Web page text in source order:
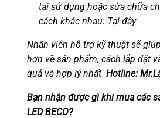
tái sử dụng hoặc sửa chữa
cách khác nhau: Tại đây
Nhân viên hỗ trợ kỹ thuật sẽ
hơn về sản phẩm, cách lắp đặt
quả và hợp lý nhất Hotline:
Bạn nhận được gì khi mua các
LED BECO?